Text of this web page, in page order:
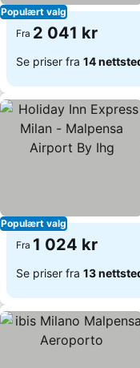
Populært valg
Fra 2 041 kr
Se priser fra 14
Populært valg
Fra 1 024 kr
Se priser fra 13